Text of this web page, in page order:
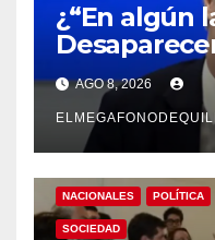
¿“En algún
presidente
responde
AGO 8, 2026
NACIONALES POLÍTICA
SOCIEDAD